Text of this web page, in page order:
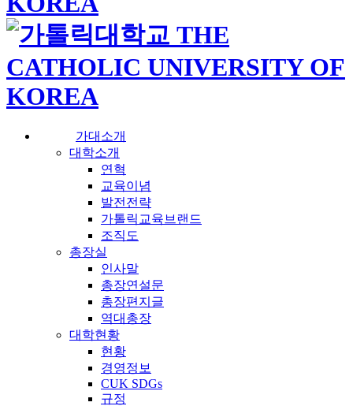
가대소개
대학소개
연혁
교육이념
발전전략
가톨릭교육브랜드
조직도
총장실
인사말
총장연설문
총장편지글
역대총장
대학현황
현황
경영정보
CUK SDGs
규정